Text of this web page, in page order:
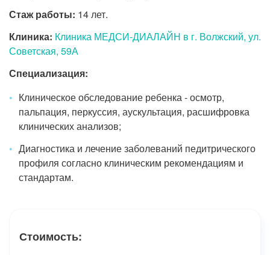
Стаж работы: 14 лет.
Клиника: Клиника МЕДСИ-ДИАЛАЙН в г. Волжский, ул.
Советская, 59А
Специализация:
Клиническое обследование ребенка - осмотр,
пальпация, перкуссия, аускультация, расшифровка
клинических анализов;
Диагностика и лечение заболеваний педитрического
профиля согласно клиническим рекомендациям и
стандартам.
Стоимость: